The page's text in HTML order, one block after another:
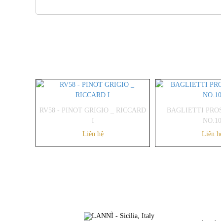
RV58 - PINOT GRIGIO _ RICCARD
I
Liên hệ
BAGLIETTI
NO.10
Liên